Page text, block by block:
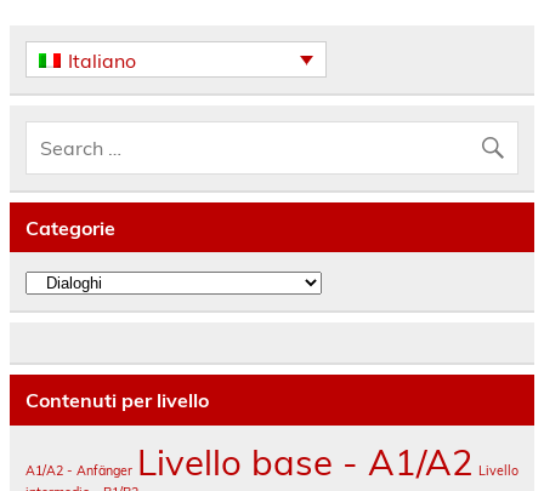
Italiano
Categorie
Categorie
Contenuti per livello
A1/A2 - Anfänger Livello base - A1/A2 Livello